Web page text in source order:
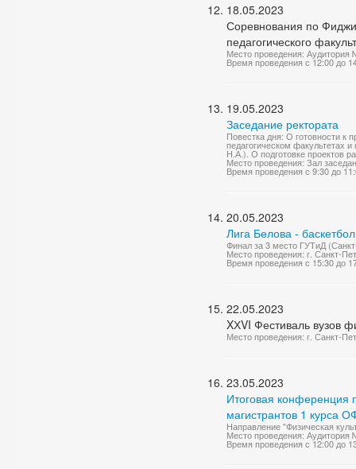
18.05.2023
Соревнования по
педагогического
Место проведения:
Время проведения с 12:00 до
19.05.2023
Заседание ректората
Повестка дня: О готовности к
педагогическом факультетах
Н.А.). О подготовке проектов
Место проведения: Зал
Время проведения с 9:30 до
20.05.2023
Лига Белова -
Финал за 3 место ГУТиД
Место проведения: г. Санкт-
Время проведения с 15:30 до
22.05.2023
XХVI Фестиваль вузов
Место проведения: г. Санкт-
23.05.2023
Итоговая конференция
магистрантов 1 курса
Направление "Физическая
Место проведения:
Время проведения с 12:00 до